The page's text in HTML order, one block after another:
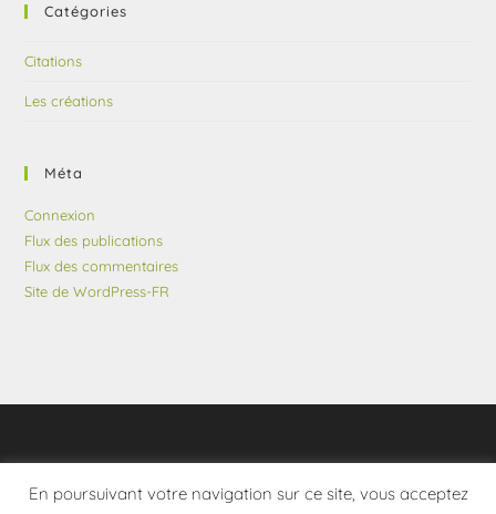
Catégories
Citations
Les créations
Méta
Connexion
Flux des publications
Flux des commentaires
Site de WordPress-FR
En poursuivant votre navigation sur ce site, vous acceptez